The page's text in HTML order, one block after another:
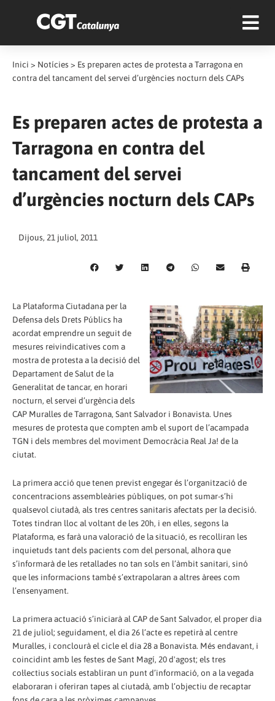
Inici > Notícies > Es preparen actes de protesta a Tarragona en
contra del tancament del servei d’urgències nocturn dels CAPs
Es preparen actes de protesta a
Tarragona en contra del
tancament del servei
d’urgències nocturn dels CAPs
Dijous, 21 juliol, 2011
La Plataforma Ciutadana per la
Defensa dels Drets Públics ha
acordat emprendre un seguit de
mesures reivindicatives com a
mostra de protesta a la decisió del
Departament de Salut de la
Generalitat de tancar, en horari
nocturn, el servei d’urgència dels
CAP Muralles de Tarragona, Sant Salvador i Bonavista. Unes
mesures de protesta que compten amb el suport de l’acampada
TGN i dels membres del moviment Democràcia Real Ja! de la
ciutat.
La primera acció que tenen previst engegar és l’organització de
concentracions assembleàries públiques, on pot sumar-s’hi
qualsevol ciutadà, als tres centres sanitaris afectats per la decisió.
Totes tindran lloc al voltant de les 20h, i en elles, segons la
Plataforma, es farà una valoració de la situació, es recolliran les
inquietuds tant dels pacients com del personal, alhora que
s’informarà de les retallades no tan sols en l’àmbit sanitari, sinó
que les informacions també s’extrapolaran a altres àrees com
l’ensenyament.
La primera actuació s’iniciarà al CAP de Sant Salvador, el proper dia
21 de juliol; seguidament, el dia 26 l’acte es repetirà al centre
Muralles, i conclourà el cicle el dia 28 a Bonavista. Més endavant, i
coincidint amb les festes de Sant Magí, 20 d'agost; els tres
col·lectius socials establiran un punt d’informació, on a la vegada
elaboraran i oferiran tapes al ciutadà, amb l’objectiu de recaptar